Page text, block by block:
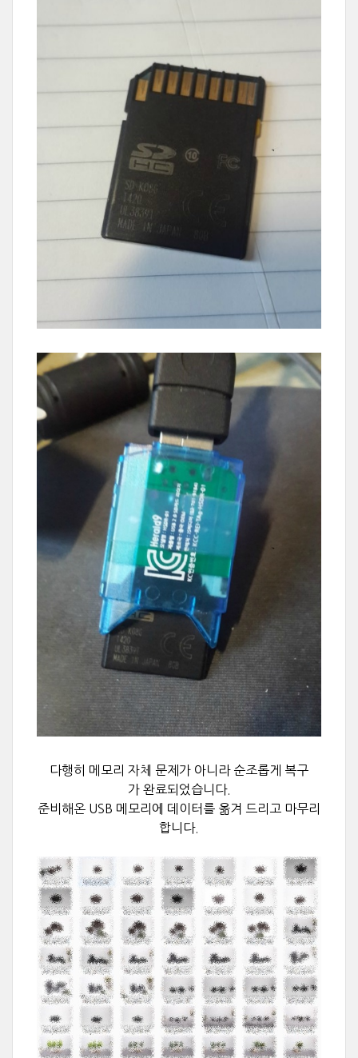
다행히 메모리 자체 문제가 아니라 순조롭게 복구
가 완료되었습니다.
준비해온 USB 메모리에 데이터를 옮겨 드리고 마무리
합니다.